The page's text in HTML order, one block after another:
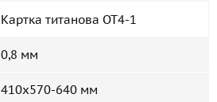
Картка титанова ОТ4-1
0,8 мм
410x570-640 мм